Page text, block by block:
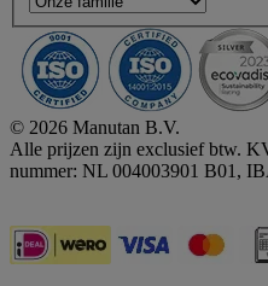
© 2026 Manutan B.V.
Alle prijzen zijn exclusief btw.
nummer: NL 004003901 B01,